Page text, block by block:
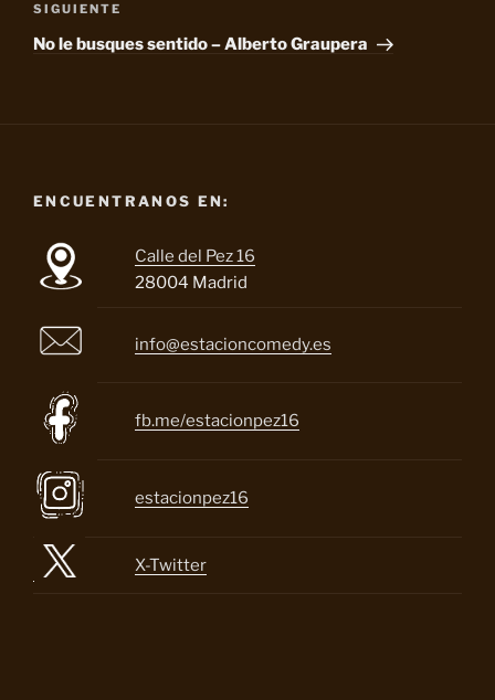
Siguiente
entrada
SIGUIENTE
No le busques sentido – Alberto Graupera
ENCUENTRANOS EN:
Calle del Pez 16
28004 Madrid
info@estacioncomedy.es
fb.me/estacionpez16
estacionpez16
X-Twitter